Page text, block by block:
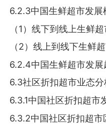
6.2.3中国生鲜超市发展
（1）线下到线上生鲜
（2）线上到线下生鲜
6.2.4中国生鲜超市发
6.3社区折扣超市业态分
6.3.1中国社区折扣超市
6.3.2中国社区折扣超市